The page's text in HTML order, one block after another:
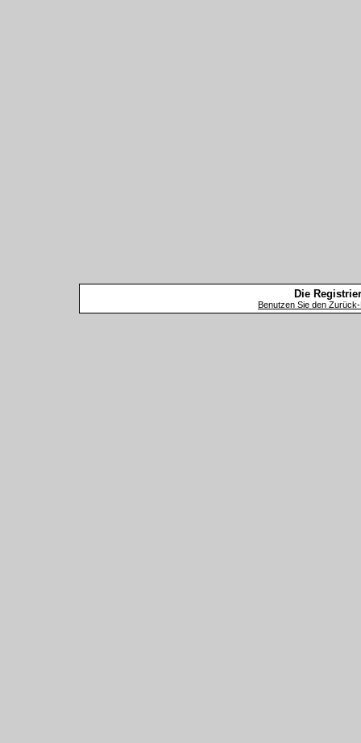
Die
Benutzen Sie den